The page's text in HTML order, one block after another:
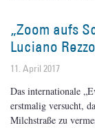
„Zoom aufs
Luciano
11. April 2017
Das internationale
erstmalig versucht,
Milchstraße zu